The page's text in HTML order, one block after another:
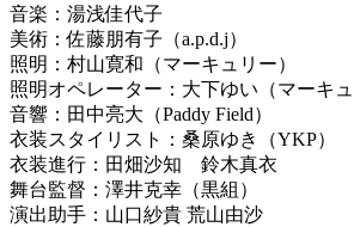
音楽：湯浅佳代子
美術：佐藤朋有子（a.p.d.j）
照明：村山寛和（マーキュリー）
照明オペレーター：大下ゆい（マーキュ
音響：田中亮大（Paddy Field）
衣装スタイリスト：桑原ゆき（YKP）
衣装進行：田畑沙知 鈴木真衣
舞台監督：澤井克幸（黒組）
演出助手：山口紗貴 荒山由沙